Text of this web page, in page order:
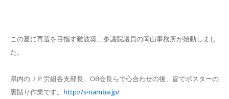
この夏に再選を目指す難波奨二参議院議員の岡山事務所が始動しまし
た。
県内のＪＰ労組各支部長、OB会長らで心合わせの後、皆でポスターの
裏貼り作業です。 http://s-namba.jp/